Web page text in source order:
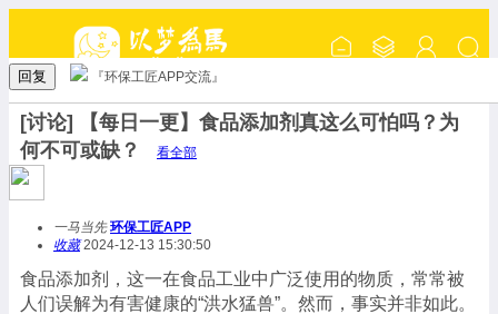
回复 『环保工匠APP交流』
[讨论] 【每日一更】食品添加剂真这么可怕吗？为
何不可或缺？
看全部
一马当先 环保工匠APP
收藏2024-12-13 15:30:50
食品添加剂，这一在食品工业中广泛使用的物质，常常被
人们误解为有害健康的“洪水猛兽”。然而，事实并非如此。